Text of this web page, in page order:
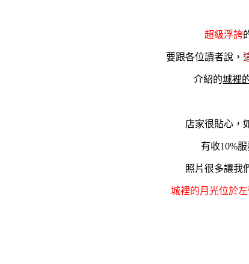
超級浮誇
要跟各位讀者說，
介紹的城裡
店家很貼心，
有收10%
照片很多讓我
城裡的月光位於